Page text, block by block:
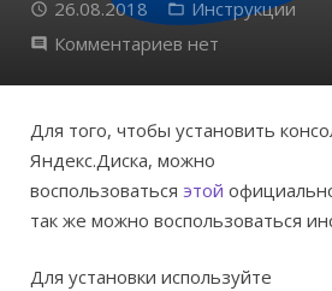
26.08.2018
Инструкции
Комментариев нет
Для того, чтобы установить
Яндекс.Диска, можно
воспользоваться этой
так же можно воспользоваться
Для установки используйте